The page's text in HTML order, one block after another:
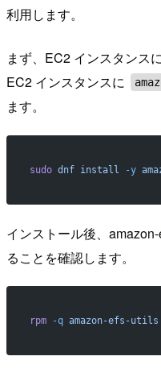
利用します。
まず、EC2 インスタンス
EC2 インスタンスに
ます。
sudo dnf install -y
インストール後、
ることを確認します。
rpm -q amazon-efs-utils